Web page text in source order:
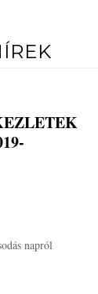
napról